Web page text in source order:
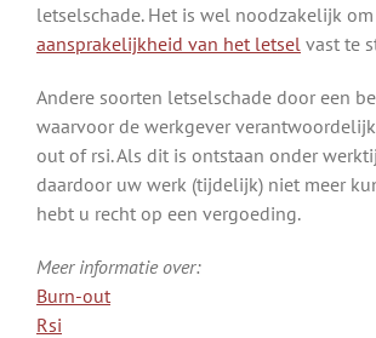
letselschade. Het is wel noodzakelijk
aansprakelijkheid van het letsel vast te
Andere soorten letselschade door een
waarvoor de werkgever
out of rsi. Als dit is ontstaan onder
daardoor uw werk (tijdelijk) niet meer
hebt u recht op een vergoeding.
Meer informatie over:
Burn-out
Rsi